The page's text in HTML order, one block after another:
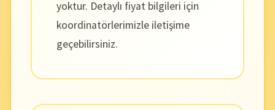
yoktur. Detaylı fiyat bilgileri için
koordinatörlerimizle iletişime
geçebilirsiniz.